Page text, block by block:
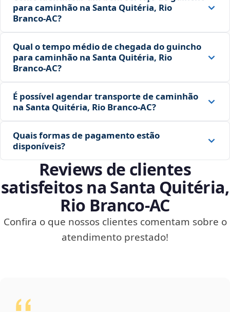
para caminhão na Santa Quitéria, Rio
Branco‑AC?
Qual o tempo médio de chegada do guincho
para caminhão na Santa Quitéria, Rio
Branco‑AC?
É possível agendar transporte de caminhão
na Santa Quitéria, Rio Branco‑AC?
Quais formas de pagamento estão
disponíveis?
Reviews de clientes
satisfeitos na Santa Quitéria,
Rio Branco‑AC
Confira o que nossos clientes comentam sobre o
atendimento prestado!